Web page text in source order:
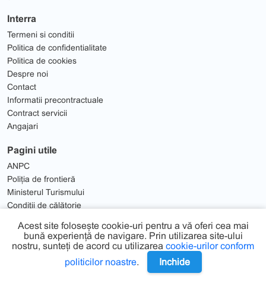
Interra
Termeni si conditii
Politica de confidentialitate
Politica de cookies
Despre noi
Contact
Informatii precontractuale
Contract servicii
Angajari
Pagini utile
ANPC
Poliția de frontieră
Ministerul Turismului
Condiții de călătorie
Acest site folosește cookie-uri pentru a vă oferi cea mai
bună experiență de navigare. Prin utilizarea site-ului
nostru, sunteți de acord cu utilizarea cookie-urilor conform
politicilor noastre. Inchide